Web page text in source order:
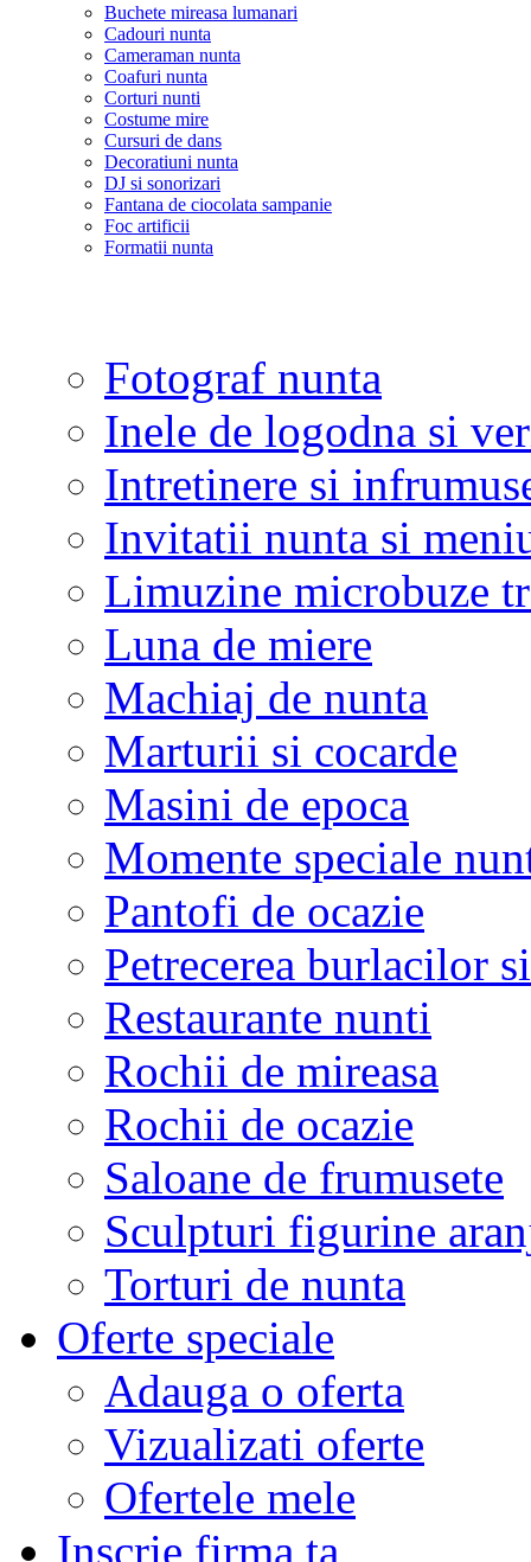
Buchete mireasa lumanari
Cadouri nunta
Cameraman nunta
Coafuri nunta
Corturi nunti
Costume mire
Cursuri de dans
Decoratiuni nunta
DJ si sonorizari
Fantana de ciocolata sampanie
Foc artificii
Formatii nunta
Fotograf nunta
Inele de logodna si
Intretinere si
Invitatii nunta si
Limuzine microbuze
Luna de miere
Machiaj de nunta
Marturii si cocarde
Masini de epoca
Momente speciale
Pantofi de ocazie
Petrecerea burlacilor
Restaurante nunti
Rochii de mireasa
Rochii de ocazie
Saloane de frumusete
Sculpturi figurine
Torturi de nunta
Oferte speciale
Adauga o oferta
Vizualizati oferte
Ofertele mele
Inscrie firma ta